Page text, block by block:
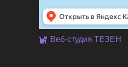
Веб-студия ТЕЗЕН